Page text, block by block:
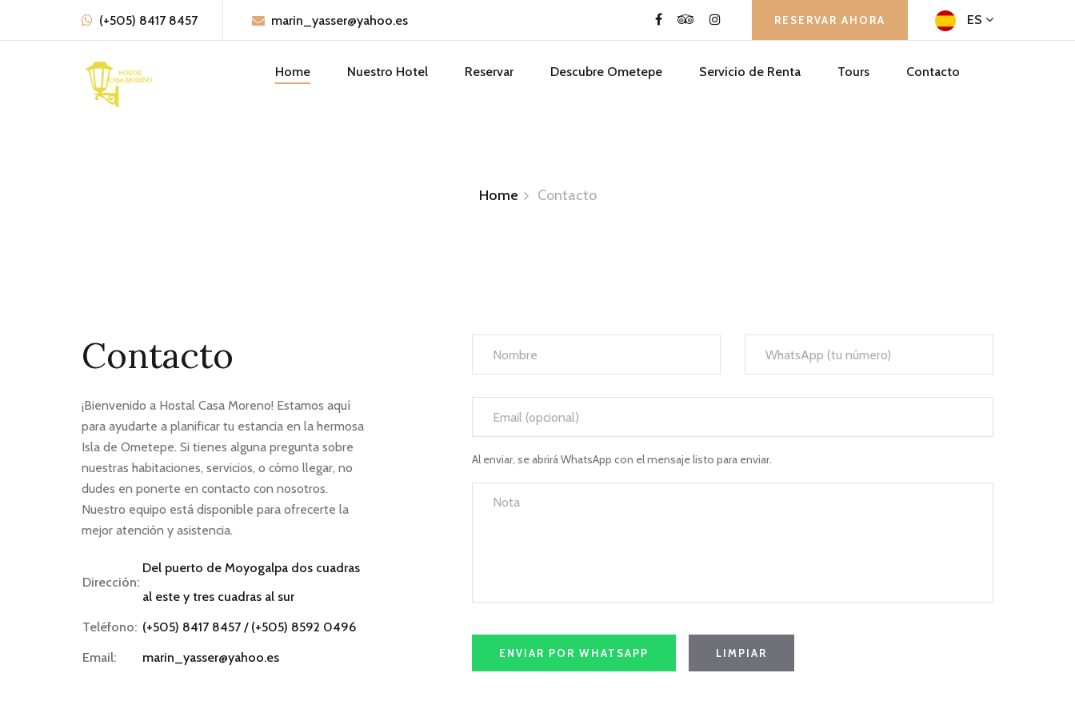
Contacto - Hostal Casa Moreno | Isla de
(+505) 8417 8457 marin_yasser@yahoo.es RESERVAR AHORA ES
Home Nuestro Hotel Reservar Descubre Ometepe Servicio de Renta Tours Contacto
Home Contacto
Contacto
¡Bienvenido a Hostal Casa Moreno! Estamos aquí
para ayudarte a planificar tu estancia en la hermosa
Isla de Ometepe. Si tienes alguna pregunta sobre
nuestras habitaciones, servicios, o cómo llegar, no
dudes en ponerte en contacto con nosotros.
Nuestro equipo está disponible para ofrecerte la
mejor atención y asistencia.
Dirección:
Del puerto de Moyogalpa dos cuadras
al este y tres cuadras al sur
Teléfono: (+505) 8417 8457 / (+505) 8592 0496
Email:
marin_yasser@yahoo.es
Al enviar, se abrirá WhatsApp con el mensaje listo para enviar.
ENVIAR POR WHATSAPP LIMPIAR